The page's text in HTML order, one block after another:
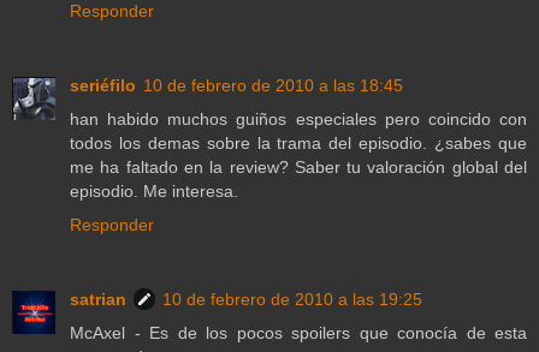
Responder
seriéfilo 10 de febrero de 2010 a las 18:45
han habido muchos guiños especiales pero coincido con
todos los demas sobre la trama del episodio. ¿sabes que
me ha faltado en la review? Saber tu valoración global del
episodio. Me interesa.
Responder
satrian
10 de febrero de 2010 a las 19:25
McAxel - Es de los pocos spoilers que conocía de esta